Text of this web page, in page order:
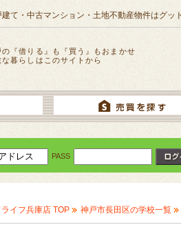
て・中古マンション・土地不動産物件はグッ
の『借りる』も『買う』もおまかせ
な暮らしはこのサイトから
PASS
イフ兵庫店 TOP 神戸市長田区の学校一覧